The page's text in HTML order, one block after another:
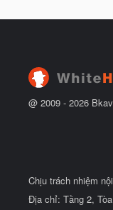
y
ầ
@ 2009 - 2026
Chịu trách nhiệm
Địa chỉ: Tầng 2,